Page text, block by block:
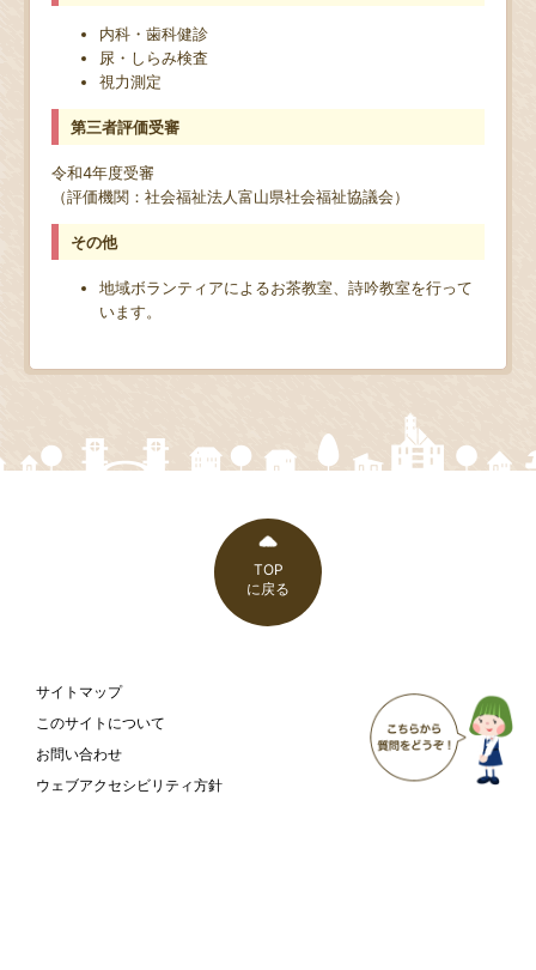
内科・歯科健診
尿・しらみ検査
視力測定
第三者評価受審
令和4年度受審
（評価機関：社会福祉法人富山県社会福祉協議会）
その他
地域ボランティアによるお茶教室、詩吟教室を行って
います。
TOP
に戻る
サイトマップ
このサイトについて
お問い合わせ
ウェブアクセシビリティ方針